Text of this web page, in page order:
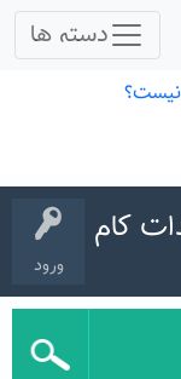
ورود
کام